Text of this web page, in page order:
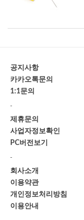
공지사항
카카오톡문의
1:1문의
-
제휴문의
사업자정보확인
PC버전보기
-
회사소개
이용약관
개인정보처리방침
이용안내